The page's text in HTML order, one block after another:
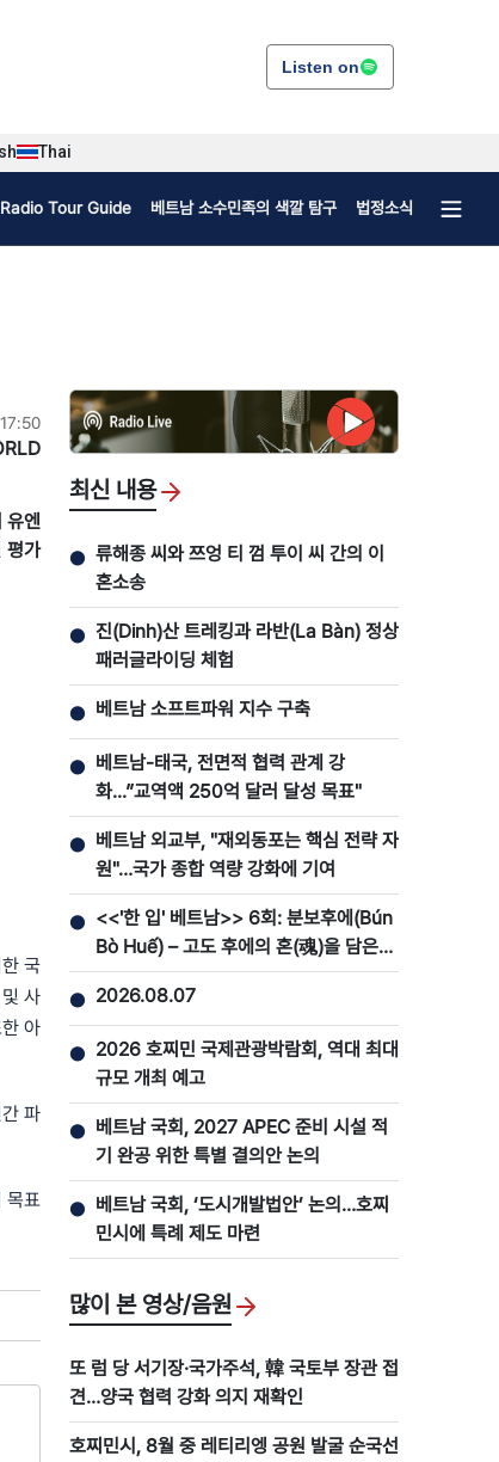
Listen on
Thai
Radio Tour Guide 베트남 소수민족의 색깔 탐구 법정소식
유엔
평가
국
사
아
파
목표
최신 내용
● 류해종 씨와 쯔엉 티 껌 투이 씨 간의 이
혼소송
● 진(Dinh)산 트레킹과 라반(La Bàn) 정상
패러글라이딩 체험
● 베트남 소프트파워 지수 구축
● 베트남-태국, 전면적 협력 관계 강
화...”교역액 250억 달러 달성 목표"
● 베트남 외교부, "재외동포는 핵심 전략 자
원"…국가 종합 역량 강화에 기여
● <<'한 입' 베트남>> 6회: 분보후에(Bún
Bò Huế) – 고도 후에의 혼(魂)을 담은
맛
● 2026.08.07
● 2026 호찌민 국제관광박람회, 역대 최대
규모 개최 예고
● 베트남 국회, 2027 APEC 준비 시설 적
기 완공 위한 특별 결의안 논의
● 베트남 국회, ‘도시개발법안’ 논의…호찌
민시에 특례 제도 마련
많이 본 영상/음원
또 럼 당 서기장·국가주석, 韓 국토부 장관 접
견…양국 협력 강화 의지 재확인
호찌민시, 8월 중 레티리엥 공원 발굴 순국선